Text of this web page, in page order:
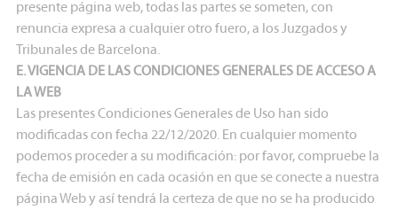
presente página web, todas las partes se someten, con
renuncia expresa a cualquier otro fuero, a los Juzgados y
Tribunales de Barcelona.
E. VIGENCIA DE LAS CONDICIONES GENERALES DE ACCESO A
LA WEB
Las presentes Condiciones Generales de Uso han sido
modificadas con fecha 22/12/2020. En cualquier momento
podemos proceder a su modificación: por favor, compruebe la
fecha de emisión en cada ocasión en que se conecte a nuestra
página Web y así tendrá la certeza de que no se ha producido